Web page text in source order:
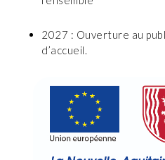
2027 : Ouverture au
d’accueil.